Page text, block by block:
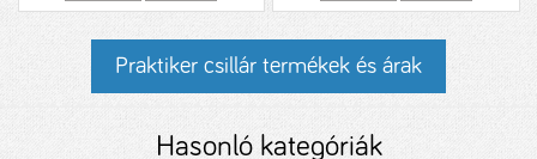
Praktiker csillár termékek és árak
Hasonló kategóriák